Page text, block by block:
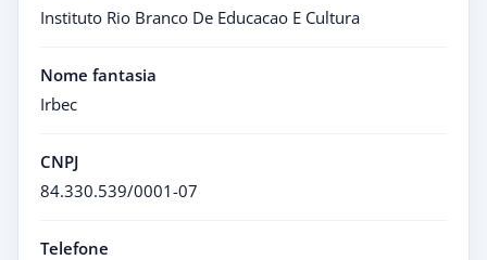
Instituto Rio Branco De Educacao E Cultura
Nome fantasia
Irbec
CNPJ
84.330.539/0001-07
Telefone